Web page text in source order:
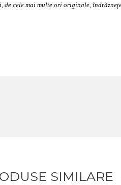
cele mai multe ori originale,
SIMILARE